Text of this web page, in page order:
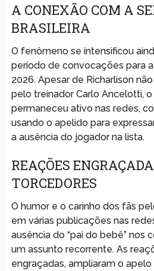
A CONEXÃO COM A
BRASILEIRA
O fenômeno se intensificou
período de convocações para
2026. Apesar de Richarlison
pelo treinador Carlo Ancelotti,
permaneceu ativo nas redes,
usando o apelido para
a ausência do jogador na lista.
REAÇÕES
TORCEDORES
O humor e o carinho dos fãs
em várias publicações nas
ausência do “pai do bebê” nos
um assunto recorrente. As
engraçadas, ampliaram o